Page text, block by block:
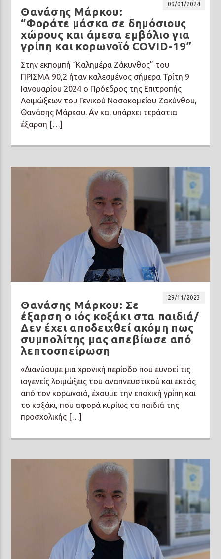
09/01/2024
Θανάσης Μάρκου:
“Φοράτε μάσκα σε δημόσιους
χώρους και άμεσα εμβόλιο για
γρίπη και κορωνοϊό COVID-19”
Στην εκπομπή “Καλημέρα Ζάκυνθος” του
ΠΡΙΣΜΑ 90,2 ήταν καλεσμένος σήμερα Τρίτη 9
Ιανουαρίου 2024 ο Πρόεδρος της Επιτροπής
Λοιμώξεων του Γενικού Νοσοκομείου Ζακύνθου,
Θανάσης Μάρκου. Αν και υπάρχει τεράστια
έξαρση […]
29/11/2023
Θανάσης Μάρκου: Σε
έξαρση ο ιός κοξάκι στα παιδιά/
Δεν έχει αποδειχθεί ακόμη πως
συμπολίτης μας απεβίωσε από
λεπτοσπείρωση
«Διανύουμε μια χρονική περίοδο που ευνοεί τις
ιογενείς λοιμώξεις του αναπνευστικού και εκτός
από τον κορωνοιό, έχουμε την εποχική γρίπη και
το κοξάκι, που αφορά κυρίως τα παιδιά της
προσχολικής […]